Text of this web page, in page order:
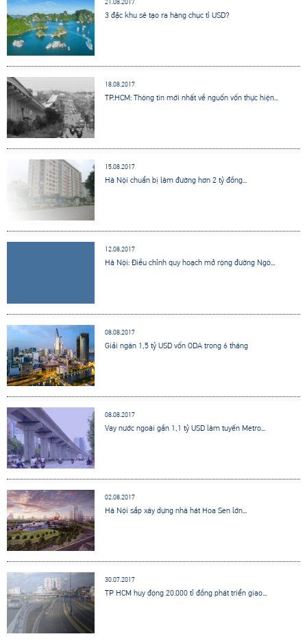
3 đặc khu sẽ tạo ra hàng chục tỉ USD?
18.08.2017
TP.HCM: Thông tin mới nhất về nguốn vốn thực hiện...
15.08.2017
Hà Nội chuẩn bị làm đường hơn 2 tỷ đồng...
12.08.2017
Hà Nội: Điều chỉnh quy hoạch mở rộng đường Ngô...
08.08.2017
Giải ngân 1,5 tỷ USD vốn ODA trong 6 tháng
08.08.2017
Vay nước ngoài gần 1,1 tỷ USD làm tuyến Metro...
02.08.2017
Hà Nội sắp xây dựng nhà hát Hoa Sen lớn...
30.07.2017
TP HCM huy động 20.000 tỉ đồng phát triển giao...